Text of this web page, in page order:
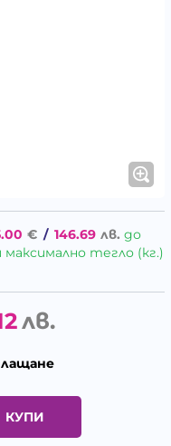
€ / 146.69 лв. до
тегло (кг.)
лв.
КУПИ